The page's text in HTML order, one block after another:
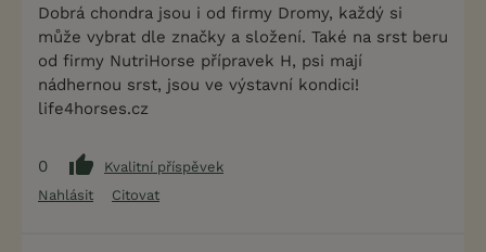
Dobrá chondra jsou i od firmy Dromy, každý si
může vybrat dle značky a složení. Také na srst beru
od firmy NutriHorse přípravek H, psi mají
nádhernou srst, jsou ve výstavní kondici!
life4horses.cz
0
Kvalitní příspěvek
Nahlásit
Citovat